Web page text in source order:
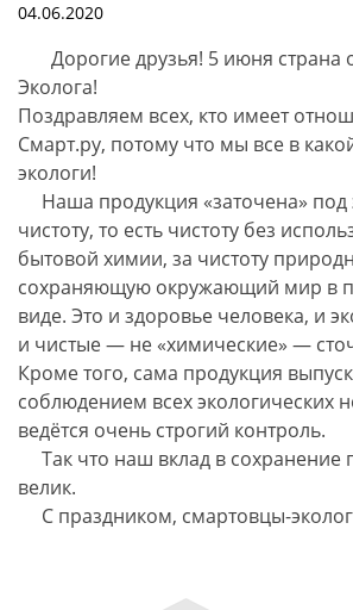
04.06.2020
Дорогие друзья! 5 июня страна
Эколога!
Поздравляем всех, кто имеет
Смарт.ру, потому что мы все в
экологи!
Наша продукция «заточена» под
чистоту, то есть чистоту без
бытовой химии, за чистоту
сохраняющую окружающий мир в
виде. Это и здоровье человека, и
и чистые — не «химические» —
Кроме того, сама продукция
соблюдением всех экологических
ведётся очень строгий контроль.
Так что наш вклад в сохранение
велик.
С праздником, смартовцы-